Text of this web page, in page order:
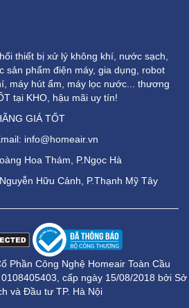
thiết bị xử lý không khí, nước sạch,
sản phẩm điện máy, gia dụng, robot
máy hút ẩm, máy lọc nước... thương
tại KHO, hậu mãi uy tín!
GIÁ TỐT
info@homeair.vn
Hoa Thám, P.Ngọc Hà
Hữu Cảnh, P.Thạnh Mỹ Tây
Phần Công Nghệ Homeair Toàn Cầu
cấp ngày 15/08/2018 bởi Sở
và Đầu tư TP. Hà Nội